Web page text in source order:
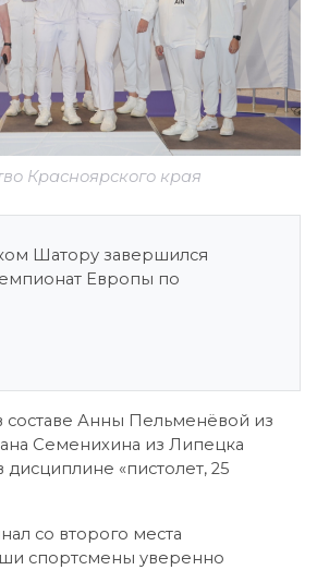
Красноярского края
Шатору завершился
Европы по
составе Анны Пельменёвой из
Семенихина из Липецка
«пистолет, 25
со второго места
спортсмены уверенно